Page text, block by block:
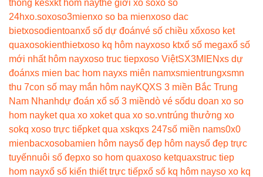
thong kesxkt hôm naythế giới xổ sốxổ số
24hxo.soxoso3mienxo so ba mienxoso dac
bietxosodientoanxổ số dự đoánvé số chiều xổxoso ket
quaxosokienthietxoso kq hôm nayxoso ktxổ số megaxổ số
mới nhất hôm nayxoso truc tiepxoso ViệtSX3MIENxs dự
đoánxs mien bac hom nayxs miên namxsmientrungxsmn
thu 7con số may mắn hôm nayKQXS 3 miền Bắc Trung
Nam Nhanhdự đoán xổ số 3 miềndò vé sốdu doan xo so
hom nayket qua xo xoket qua xo so.vntrúng thưởng xo
sokq xoso trực tiếpket qua xskqxs 247số miền nams0x0
mienbacxosobamien hôm naysố đẹp hôm naysố đẹp trực
tuyếnnuôi số đẹpxo so hom quaxoso ketquaxstruc tiep
hom nayxổ số kiến thiết trực tiếpxổ số kq hôm nayso xo kq